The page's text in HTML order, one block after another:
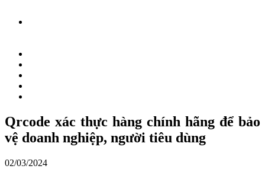
Qrcode xác thực hàng chính hãng để bảo
vệ doanh nghiệp, người tiêu dùng
02/03/2024